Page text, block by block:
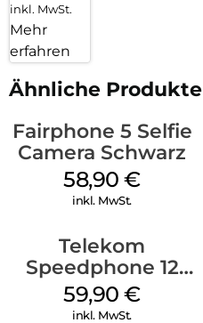
inkl. MwSt.
Mehr
erfahren
Ähnliche Produkte
Fairphone 5 Selfie
Camera Schwarz
58,90€
inkl. MwSt.
Telekom
Speedphone 12
Schwarz
59,90€
inkl. MwSt.